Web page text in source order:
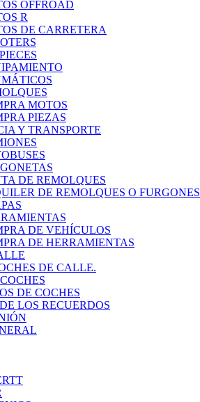
OFFROAD
R
DE CARRETERA
MOTOS
PIEZAS
Y TRANSPORTE
DE REMOLQUES
DE REMOLQUES O FURGONES
DE VEHÍCULOS
DE HERRAMIENTAS
DE CALLE.
DE COCHES
LOS RECUERDOS